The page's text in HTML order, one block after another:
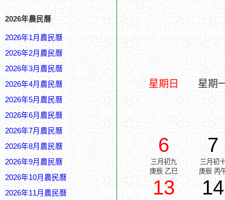
2026年農民曆
2026年1月農民曆
2026年2月農民曆
2026年3月農民曆
2026年4月農民曆
2026年5月農民曆
2026年6月農民曆
2026年7月農民曆
2026年8月農民曆
2026年9月農民曆
2026年10月農民曆
2026年11月農民曆
星期日 星期
6
三月初九
庚辰 乙巳
7
三月初
庚辰 丙
13 14